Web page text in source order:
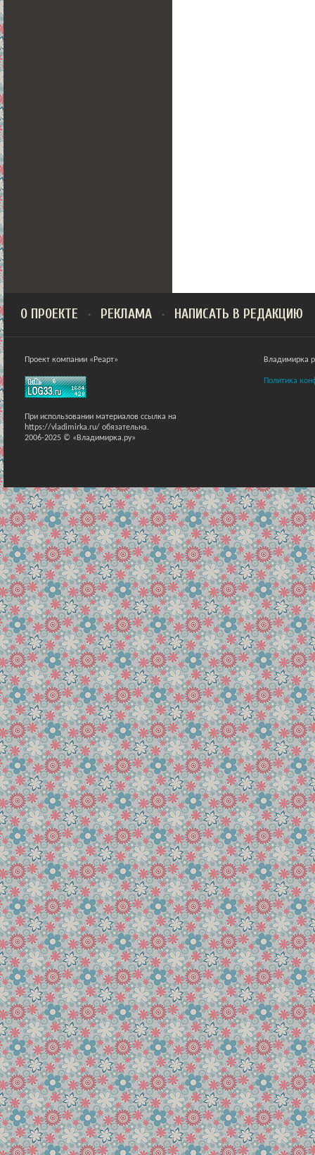
О ПРОЕКТЕ РЕКЛАМА НАПИСАТЬ В РЕДАКЦИЮ
Проект компании «Реарт»
При использовании материалов ссылка на
https://vladimirka.ru/ обязательна.
2006-2025 © «Владимирка.ру»
Владимирка
Политика